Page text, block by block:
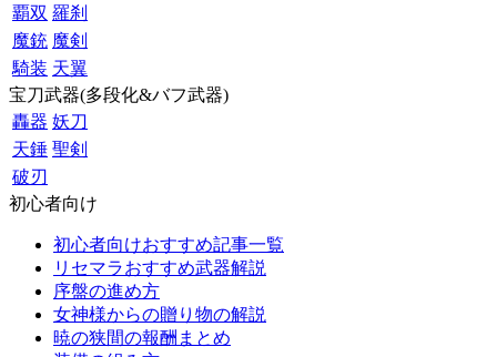
覇双 羅刹
魔銃 魔剣
騎装 天翼
宝刀武器(多段化&バフ武器)
轟器 妖刀
天錘 聖剣
破刃
初心者向け
初心者向けおすすめ記事一覧
リセマラおすすめ武器解説
序盤の進め方
女神様からの贈り物の解説
暁の狭間の報酬まとめ